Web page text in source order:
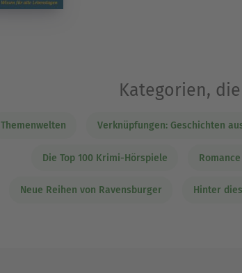
Kategorien,
Themenwelten Verknüpfungen: Geschichten
Die Top 100 Krimi-Hörspiele
Neue Reihen von Ravensburger Hinter